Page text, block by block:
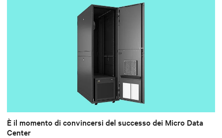
È il momento di convincersi del successo dei Micro Data
Center